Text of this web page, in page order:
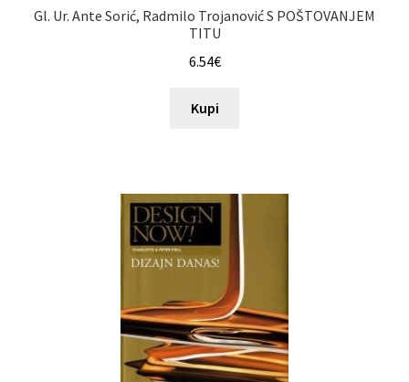
Gl. Ur. Ante Sorić, Radmilo Trojanović S POŠTOVANJEM
TITU
6.54€
Kupi